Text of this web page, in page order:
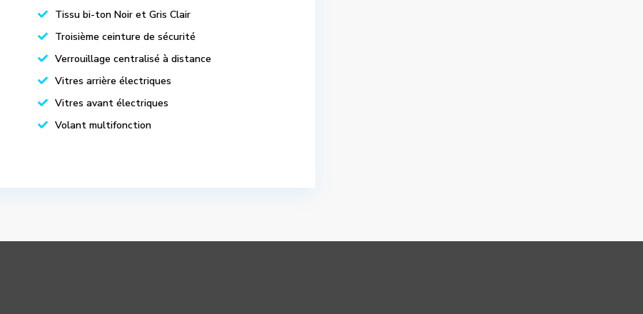
Tissu bi-ton Noir et Gris Clair
Troisième ceinture de sécurité
Verrouillage centralisé à distance
Vitres arrière électriques
Vitres avant électriques
Volant multifonction